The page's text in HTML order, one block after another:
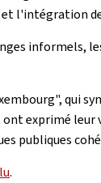
l'intégration
exprimé
publiques
.